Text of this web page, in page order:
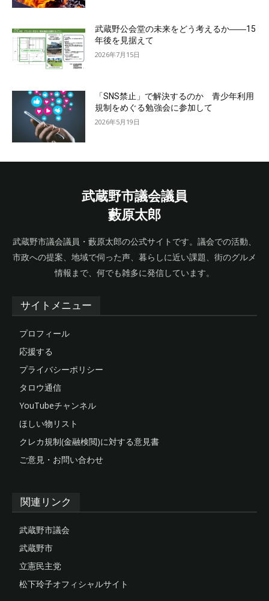
武蔵野公会堂の未来をどう考えるか――15
年後を見据えて
2026年7月15日
「SNS禁止」で解決するのか 青少年利用
規制をめぐる勉強会に参加して
2026年5月19日
武蔵野市議会議員
藪原太郎
武蔵野市議会議員・藪原太郎の公式サイトです。議会での活動、
市政への提案、地域で伺った声、暮らしに近い課題、街のグルメ
情報まで、何でも雑多に発信しています。
サイトメニュー
プロフィール
応援する
プライバシーポリシー
タロウ通信
YouTubeチャンネル
ほしい物リスト
クレカ規制(金融検閲)に対する意見書
ご意見・お問い合わせ
関連リンク
武蔵野市議会
武蔵野市
立憲民主党
松下玲子オフィシャルサイト